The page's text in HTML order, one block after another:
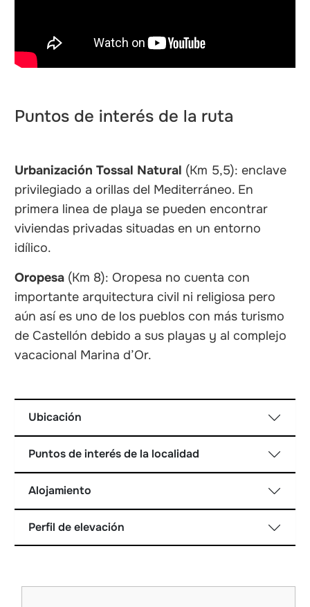
Puntos de interés de la ruta
Urbanización Tossal Natural (Km 5,5): enclave
privilegiado a orillas del Mediterráneo. En
primera linea de playa se pueden encontrar
viviendas privadas situadas en un entorno
idílico.
Oropesa (Km 8): Oropesa no cuenta con
importante arquitectura civil ni religiosa pero
aún así es uno de los pueblos con más turismo
de Castellón debido a sus playas y al complejo
vacacional Marina d’Or.
Ubicación
Puntos de interés de la localidad
Alojamiento
Perfil de elevación